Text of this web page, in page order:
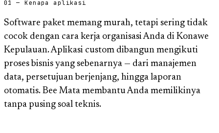
01 — Kenapa aplikasi
Software paket memang murah, tetapi sering tidak
cocok dengan cara kerja organisasi Anda di Konawe
Kepulauan. Aplikasi custom dibangun mengikuti
proses bisnis yang sebenarnya — dari manajemen
data, persetujuan berjenjang, hingga laporan
otomatis. Bee Mata membantu Anda memilikinya
tanpa pusing soal teknis.